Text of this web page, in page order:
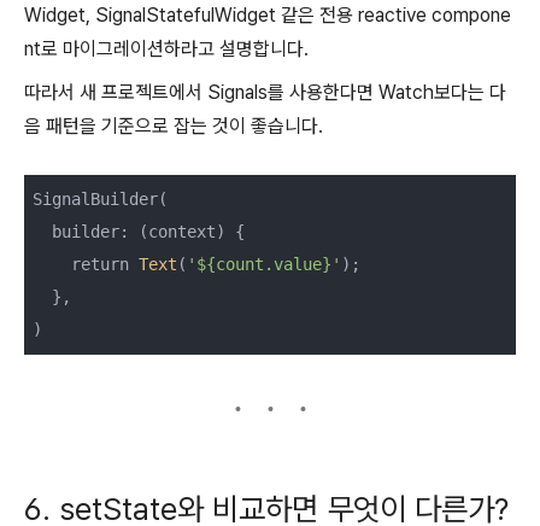
Widget, SignalStatefulWidget 같은 전용 reactive compone
nt로 마이그레이션하라고 설명합니다.
따라서 새 프로젝트에서 Signals를 사용한다면 Watch보다는 다
음 패턴을 기준으로 잡는 것이 좋습니다.
SignalBuilder(
  builder: (context) {
    return
Text ( '${count.value}' );
  },
6. setState와 비교하면 무엇이 다른가?